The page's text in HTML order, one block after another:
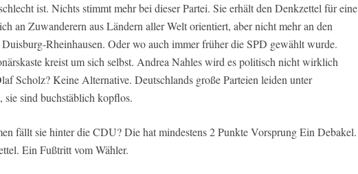
ist. Nichts stimmt mehr bei dieser Partei. Sie erhält den Denkzettel für eine
an Zuwanderern aus Ländern aller Welt orientiert, aber nicht mehr an den
Rheinhausen. Oder wo auch immer früher die SPD gewählt wurde.
kreist um sich selbst. Andrea Nahles wird es politisch nicht wirklich
Scholz? Keine Alternative. Deutschlands große Parteien leiden unter
sie sind buchstäblich kopflos.
fällt sie hinter die CDU? Die hat mindestens 2 Punkte Vorsprung Ein Debakel.
Ein Fußtritt vom Wähler.